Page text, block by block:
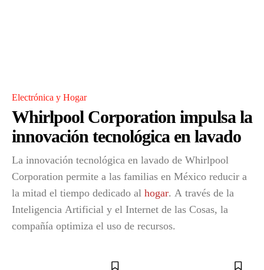
Electrónica y Hogar
Whirlpool Corporation impulsa la
innovación tecnológica en lavado
La innovación tecnológica en lavado de Whirlpool
Corporation permite a las familias en México reducir a
la mitad el tiempo dedicado al hogar. A través de la
Inteligencia Artificial y el Internet de las Cosas, la
compañía optimiza el uso de recursos.